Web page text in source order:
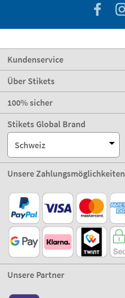
Kundenservice
Über Stikets
100% sicher
Stikets Global Brand
Schweiz
Unsere Zahlungsmöglichkeiten
Unsere Partner